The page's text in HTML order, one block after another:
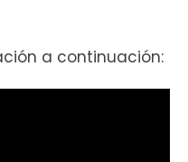
a continuación: